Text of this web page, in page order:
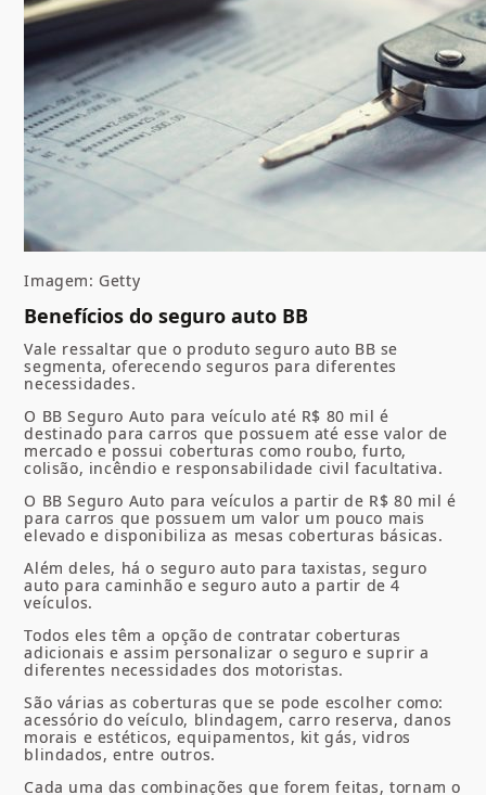
Imagem: Getty
Benefícios do seguro auto BB
Vale ressaltar que o produto seguro auto BB se
segmenta, oferecendo seguros para diferentes
necessidades.
O BB Seguro Auto para veículo até R$ 80 mil é
destinado para carros que possuem até esse valor de
mercado e possui coberturas como roubo, furto,
colisão, incêndio e responsabilidade civil facultativa.
O BB Seguro Auto para veículos a partir de R$ 80 mil é
para carros que possuem um valor um pouco mais
elevado e disponibiliza as mesas coberturas básicas.
Além deles, há o seguro auto para taxistas, seguro
auto para caminhão e seguro auto a partir de 4
veículos.
Todos eles têm a opção de contratar coberturas
adicionais e assim personalizar o seguro e suprir a
diferentes necessidades dos motoristas.
São várias as coberturas que se pode escolher como:
acessório do veículo, blindagem, carro reserva, danos
morais e estéticos, equipamentos, kit gás, vidros
blindados, entre outros.
Cada uma das combinações que forem feitas, tornam o